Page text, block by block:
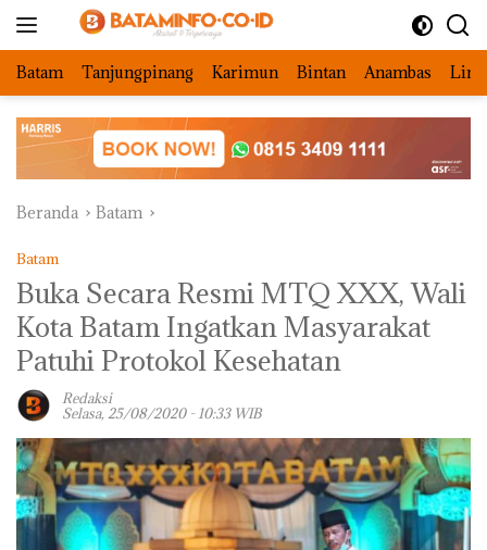
Batam Tanjungpinang Karimun Bintan Anambas
Beranda Batam
Batam
Buka Secara Resmi MTQ XXX, Wali
Kota Batam Ingatkan Masyarakat
Patuhi Protokol Kesehatan
Redaksi
Selasa, 25/08/2020 - 10:33 WIB